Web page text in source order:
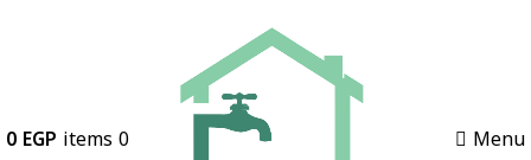
Menu
0
items
0EGP